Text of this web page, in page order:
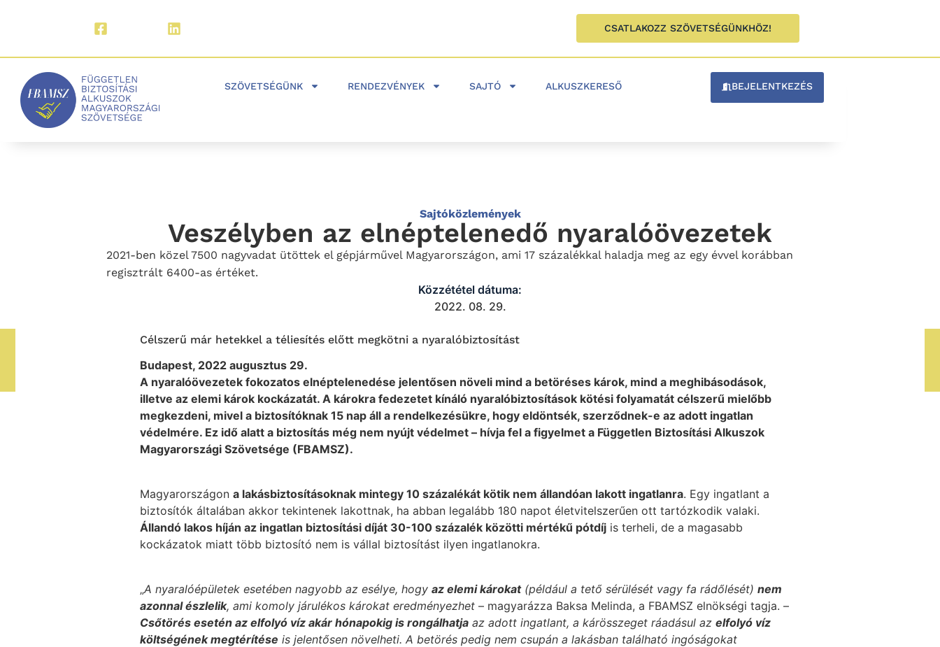
CSATLAKOZZ SZÖVETSÉGÜNKHÖZ!
SZÖVETSÉGÜNK RENDEZVÉNYEK SAJTÓ ALKUSZKERESŐ BEJELENTKEZÉS
Sajtóközlemények
Veszélyben az elnéptelenedő nyaralóövezetek
2021-ben közel 7500 nagyvadat ütöttek el gépjárművel Magyarországon, ami 17 százalékkal haladja meg az egy évvel korábban
regisztrált 6400-as értéket.
Közzététel dátuma:
2022. 08. 29.
Célszerű már hetekkel a téliesítés előtt megkötni a nyaralóbiztosítást
Budapest, 2022 augusztus 29.
A nyaralóövezetek fokozatos elnéptelenedése jelentősen növeli mind a betöréses károk, mind a meghibásodások,
illetve az elemi károk kockázatát. A károkra fedezetet kínáló nyaralóbiztosítások kötési folyamatát célszerű mielőbb
megkezdeni, mivel a biztosítóknak 15 nap áll a rendelkezésükre, hogy eldöntsék, szerződnek-e az adott ingatlan
védelmére. Ez idő alatt a biztosítás még nem nyújt védelmet – hívja fel a figyelmet a Független Biztosítási Alkuszok
Magyarországi Szövetsége (FBAMSZ).
Magyarországon a lakásbiztosításoknak mintegy 10 százalékát kötik nem állandóan lakott ingatlanra. Egy ingatlant a
biztosítók általában akkor tekintenek lakottnak, ha abban legalább 180 napot életvitelszerűen ott tartózkodik valaki.
Állandó lakos híján az ingatlan biztosítási díját 30-100 százalék közötti mértékű pótdíj is terheli, de a magasabb
kockázatok miatt több biztosító nem is vállal biztosítást ilyen ingatlanokra.
„A nyaralóépületek esetében nagyobb az esélye, hogy az elemi károkat(például a tető sérülését vagy fa rádőlését) nem
azonnal észlelik, ami komoly járulékos károkat eredményezhet – magyarázza Baksa Melinda, a FBAMSZ elnökségi tagja. –
Csőtörés esetén az elfolyó víz akár hónapokig is rongálhatja az adott ingatlant, a kárösszeget ráadásul az elfolyó víz
költségének megtérítése is jelentősen növelheti. A betörés pedig nem csupán a lakásban található ingóságokat